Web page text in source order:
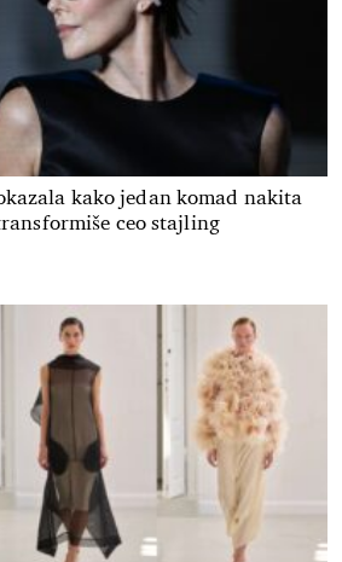
kako jedan komad nakita
ceo stajling